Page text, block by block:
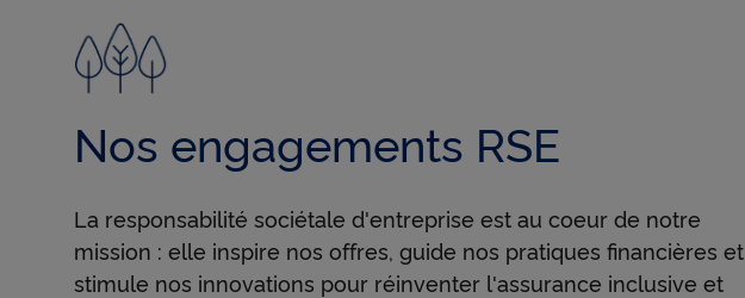
e
C
N
Nos engagements RSE
La responsabilité sociétale d'entreprise est au coeur de notre
mission : elle inspire nos offres, guide nos pratiques financières et
stimule nos innovations pour réinventer l'assurance inclusive et